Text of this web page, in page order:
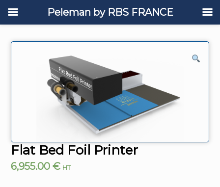
Flat Bed Foil Printer
6,955.00€ HT
Peleman by RBS FRANCE